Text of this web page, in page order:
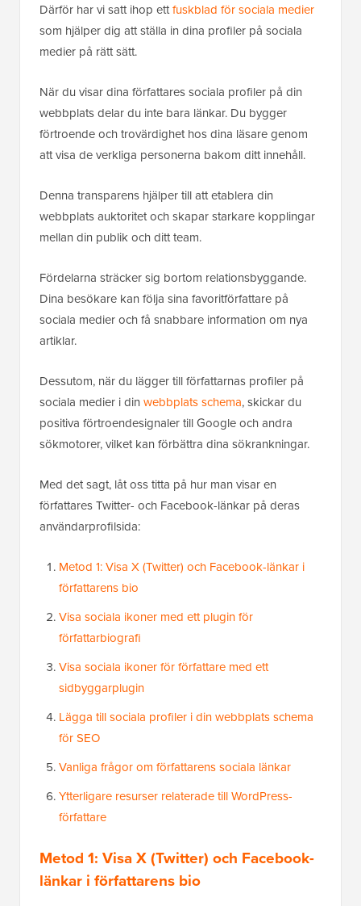
Därför har vi satt ihop ettfuskblad för sociala medier
som hjälper dig att ställa in dina profiler på sociala
medier på rätt sätt.
När du visar dina författares sociala profiler på din
webbplats delar du inte bara länkar. Du bygger
förtroende och trovärdighet hos dina läsare genom
att visa de verkliga personerna bakom ditt innehåll.
Denna transparens hjälper till att etablera din
webbplats auktoritet och skapar starkare kopplingar
mellan din publik och ditt team.
Fördelarna sträcker sig bortom relationsbyggande.
Dina besökare kan följa sina favoritförfattare på
sociala medier och få snabbare information om nya
artiklar.
Dessutom, när du lägger till författarnas profiler på
sociala medier i din webbplats schema, skickar du
positiva förtroendesignaler till Google och andra
sökmotorer, vilket kan förbättra dina sökrankningar.
Med det sagt, låt oss titta på hur man visar en
författares Twitter- och Facebook-länkar på deras
användarprofilsida:
Metod 1: Visa X (Twitter) och Facebook-länkar i
författarens bio
Visa sociala ikoner med ett plugin för
författarbiografi
Visa sociala ikoner för författare med ett
sidbyggarplugin
Lägga till sociala profiler i din webbplats schema
för SEO
Vanliga frågor om författarens sociala länkar
Ytterligare resurser relaterade till WordPress-
författare
Metod 1: Visa X (Twitter) och Facebook-
länkar i författarens bio